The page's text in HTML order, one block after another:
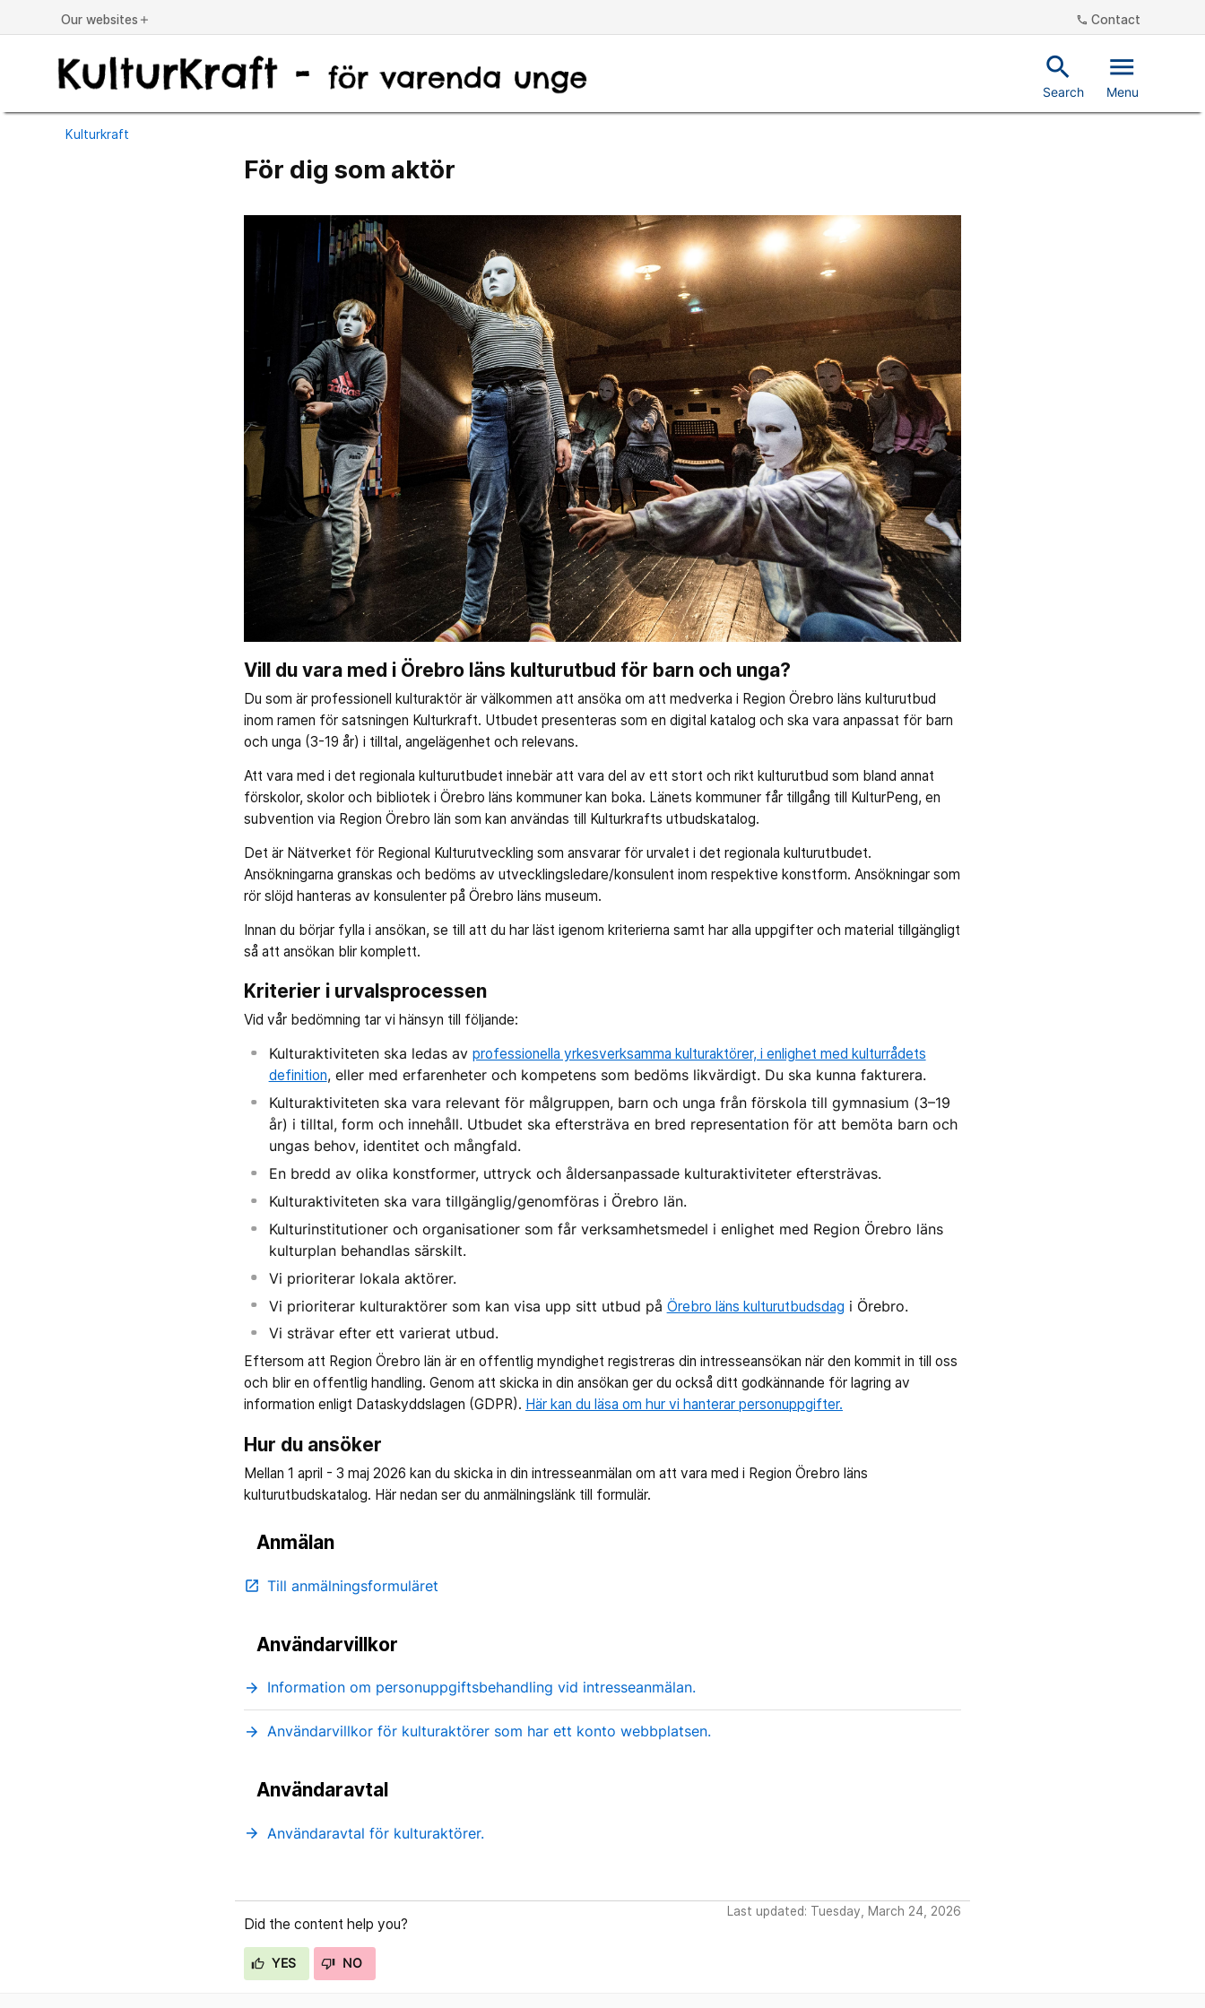
Our websites add phone Contact
search
Search
menu
Menu
Kulturkraft
För dig som aktör
Vill du vara med i Örebro läns kulturutbud för barn och unga?
Du som är professionell kulturaktör är välkommen att ansöka om att medverka i Region Örebro läns kulturutbud
inom ramen för satsningen Kulturkraft. Utbudet presenteras som en digital katalog och ska vara anpassat för barn
och unga (3-19 år) i tilltal, angelägenhet och relevans.
Att vara med i det regionala kulturutbudet innebär att vara del av ett stort och rikt kulturutbud som bland annat
förskolor, skolor och bibliotek i Örebro läns kommuner kan boka. Länets kommuner får tillgång till KulturPeng, en
subvention via Region Örebro län som kan användas till Kulturkrafts utbudskatalog.
Det är Nätverket för Regional Kulturutveckling som ansvarar för urvalet i det regionala kulturutbudet.
Ansökningarna granskas och bedöms av utvecklingsledare/konsulent inom respektive konstform. Ansökningar som
rör slöjd hanteras av konsulenter på Örebro läns museum.
Innan du börjar fylla i ansökan, se till att du har läst igenom kriterierna samt har alla uppgifter och material tillgängligt
så att ansökan blir komplett.
Kriterier i urvalsprocessen
Vid vår bedömning tar vi hänsyn till följande:
Kulturaktiviteten ska ledas av professionella yrkesverksamma kulturaktörer, i enlighet med kulturrådets
definition, eller med erfarenheter och kompetens som bedöms likvärdigt. Du ska kunna fakturera.
Kulturaktiviteten ska vara relevant för målgruppen, barn och unga från förskola till gymnasium (3–19
år) i tilltal, form och innehåll. Utbudet ska eftersträva en bred representation för att bemöta barn och
ungas behov, identitet och mångfald.
En bredd av olika konstformer, uttryck och åldersanpassade kulturaktiviteter eftersträvas.
Kulturaktiviteten ska vara tillgänglig/genomföras i Örebro län.
Kulturinstitutioner och organisationer som får verksamhetsmedel i enlighet med Region Örebro läns
kulturplan behandlas särskilt.
Vi prioriterar lokala aktörer.
Vi prioriterar kulturaktörer som kan visa upp sitt utbud på Örebro läns kulturutbudsdag i Örebro.
Vi strävar efter ett varierat utbud.
Eftersom att Region Örebro län är en offentlig myndighet registreras din intresseansökan när den kommit in till oss
och blir en offentlig handling. Genom att skicka in din ansökan ger du också ditt godkännande för lagring av
information enligt Dataskyddslagen (GDPR). Här kan du läsa om hur vi hanterar personuppgifter.
Hur du ansöker
Mellan 1 april - 3 maj 2026 kan du skicka in din intresseanmälan om att vara med i Region Örebro läns
kulturutbudskatalog. Här nedan ser du anmälningslänk till formulär.
Anmälan
open_in_new Till anmälningsformuläret
Användarvillkor
arrow_forward Information om personuppgiftsbehandling vid intresseanmälan.
arrow_forward Användarvillkor för kulturaktörer som har ett konto webbplatsen.
Användaravtal
arrow_forward Användaravtal för kulturaktörer.
Did the content help you?
YES NO
Last updated: Tuesday, March 24, 2026